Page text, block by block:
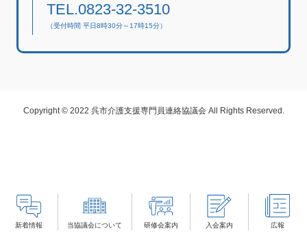
新着情報 当協議会について 研修会案内 入会案内 広報
TEL.0823-32-3510
（受付時間 平日8時30分～17時15分）
Copyright © 2022 呉市介護支援専門員連絡協議会 All Rights Reserved.